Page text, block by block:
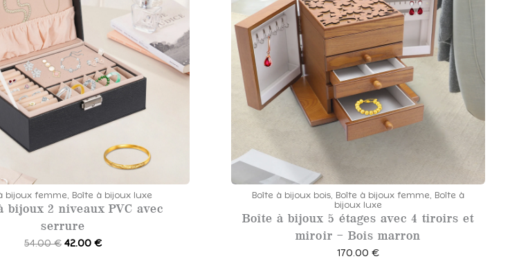
bijoux femme, Boîte à bijoux luxe
bijoux 2 niveaux PVC avec
serrure
54.00€ L
42.00 €L
Boîte à bijoux bois, Boîte à bijoux femme, Boîte à
bijoux luxe
Boîte à bijoux 5 étages avec 4 tiroirs et
miroir – Bois marron
170.00€